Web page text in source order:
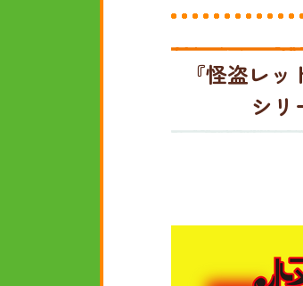
『怪盗レ
シリ